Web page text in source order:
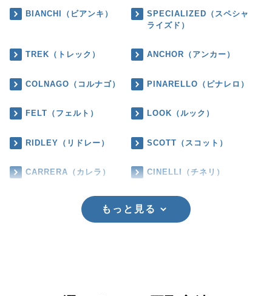
BIANCHI（ビアンキ）
SPECIALIZED（スペシャ
ライズド）
TREK（トレック） ANCHOR（アンカー）
COLNAGO（コルナゴ） PINARELLO（ピナレロ）
FELT（フェルト） LOOK（ルック）
RIDLEY（リドレー） SCOTT（スコット）
CARRERA（カレラ） CINELLI（チネリ）
もっと見る